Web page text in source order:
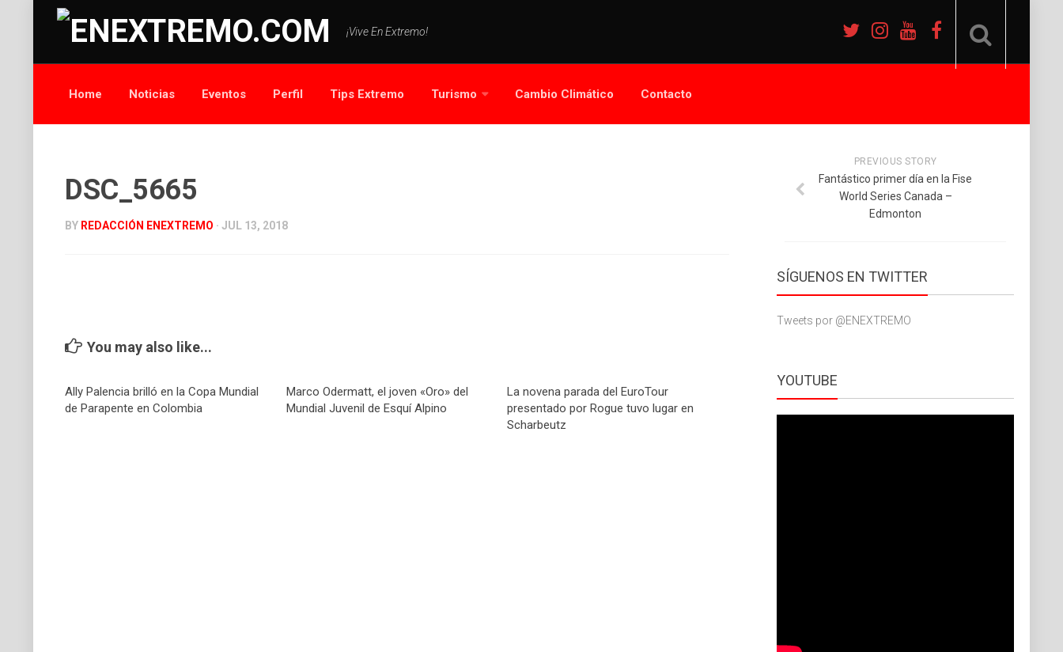
¡Vive En Extremo!
Home Noticias Eventos Perfil Tips Extremo Turismo Cambio Climático Contacto
DSC_5665
BY REDACCIÓN ENEXTREMO · JUL 13, 2018
You may also like...
Ally Palencia brilló en la Copa Mundial
de Parapente en Colombia
Marco Odermatt, el joven «Oro» del
Mundial Juvenil de Esquí Alpino
La novena parada del EuroTour
presentado por Rogue tuvo lugar en
Scharbeutz
PREVIOUS STORY
Fantástico primer día en la Fise
World Series Canada –
Edmonton
SÍGUENOS EN TWITTER
Tweets por @ENEXTREMO
YOUTUBE